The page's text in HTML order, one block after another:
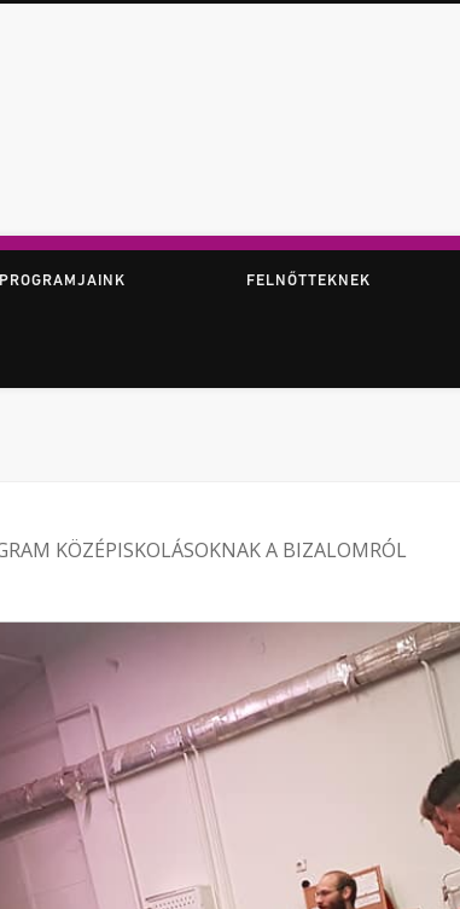
FELNŐTTEKNEK
KÖZÉPISKOLÁSOKNAK A BIZALOMRÓL